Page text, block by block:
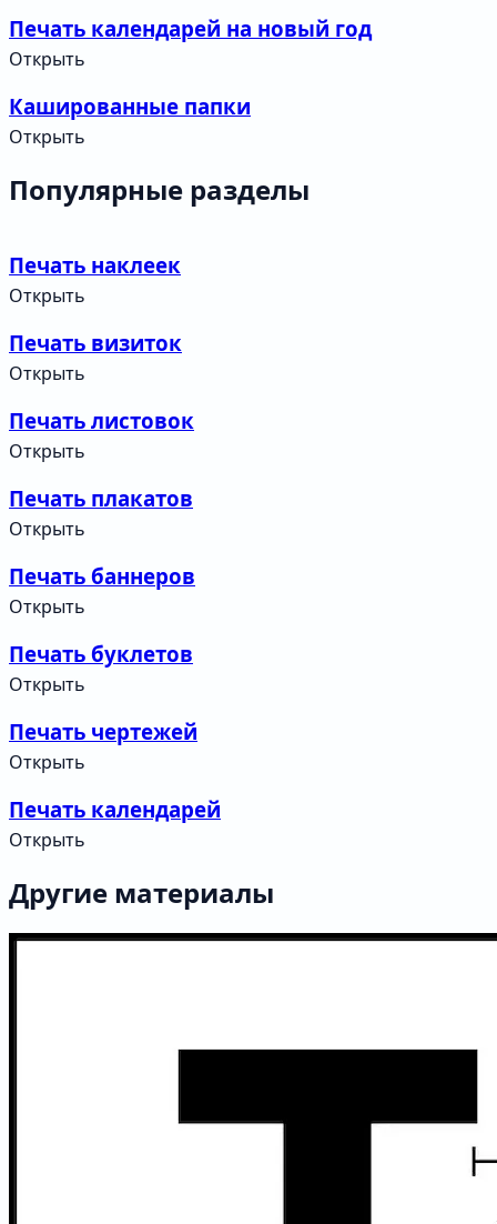
Печать календарей на новый год
Открыть
Кашированные папки
Открыть
Популярные разделы
Печать наклеек
Открыть
Печать визиток
Открыть
Печать листовок
Открыть
Печать плакатов
Открыть
Печать баннеров
Открыть
Печать буклетов
Открыть
Печать чертежей
Открыть
Печать календарей
Открыть
Другие материалы